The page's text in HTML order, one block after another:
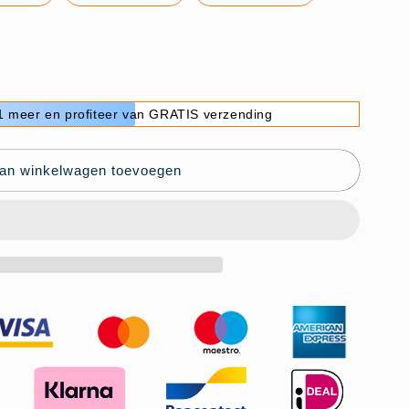
meer en profiteer van GRATIS verzending
winkelwagen toevoegen